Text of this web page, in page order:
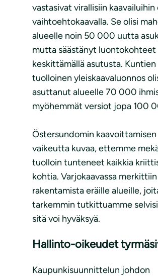
vastasivat virallisiin kaavailuihin
vaihtoehtokaavalla. Se olisi
alueelle noin 50 000 uutta
mutta säästänyt luontokohteet
keskittämällä asutusta. Kuntien
tuolloinen yleiskaavaluonnos
asuttanut alueelle 70 000
myöhemmät versiot jopa 100
Östersundomin kaavoittamisen
vaikeutta kuvaa, ettemme
tuolloin tunteneet kaikkia
kohtia. Varjokaavassa merkittiin
rakentamista eräille alueille,
tarkemmin tutkittuamme
sitä voi hyväksyä.
Hallinto-oikeudet
Kaupunkisuunnittelun johdon